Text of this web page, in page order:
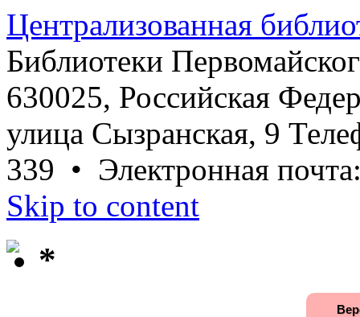
Централизованная
Библиотеки
630025, Российская
улица Сызранская, 9
339 • Электронная
Skip to content
*